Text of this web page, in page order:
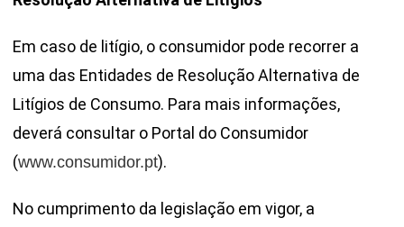
Em caso de litígio, o consumidor pode recorrer a
uma das Entidades de Resolução Alternativa de
Litígios de Consumo. Para mais informações,
deverá consultar o Portal do Consumidor
(www.consumidor.pt).
No cumprimento da legislação em vigor, a